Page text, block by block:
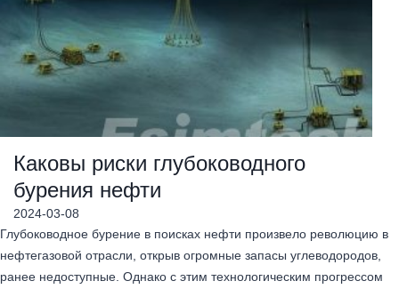
Каковы риски глубоководного
бурения нефти
2024-03-08
Глубоководное бурение в поисках нефти произвело революцию в
нефтегазовой отрасли, открыв огромные запасы углеводородов,
ранее недоступные. Однако с этим технологическим прогрессом